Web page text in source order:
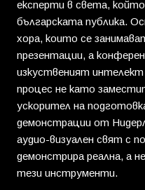
експерти в света,
българската публика.
хора, които се
презентации, а
изкуственият интелект
процес не като
ускорител на
демонстрации от
аудио-визуален свят с
демонстрира реална, а
тези инструменти.